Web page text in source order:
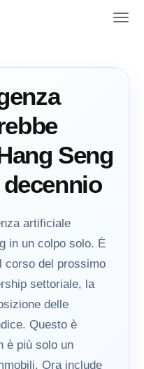
T
Seng
artificiale
in un colpo solo. È
corso del prossimo
settoriale, la
delle
Questo è
è più solo un
Ora include